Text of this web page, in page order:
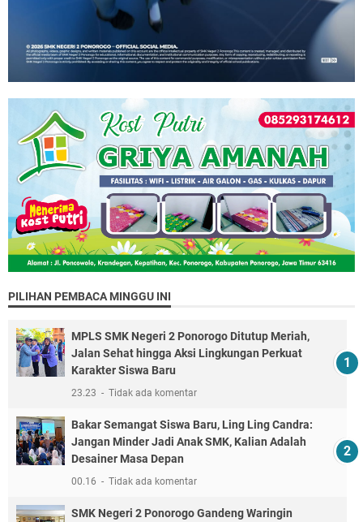
PILIHAN PEMBACA MINGGU INI
MPLS SMK Negeri 2 Ponorogo Ditutup Meriah,
Jalan Sehat hingga Aksi Lingkungan Perkuat
Karakter Siswa Baru
23.23 Tidak ada komentar
Bakar Semangat Siswa Baru, Ling Ling Candra:
Jangan Minder Jadi Anak SMK, Kalian Adalah
Desainer Masa Depan
00.16 Tidak ada komentar
SMK Negeri 2 Ponorogo Gandeng Waringin